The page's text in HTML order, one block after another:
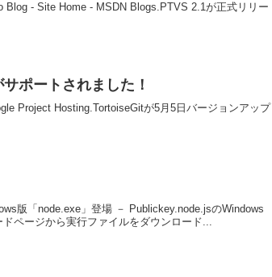
- Site Home - MSDN Blogs.PTVS 2.1が正式リリー
ポートされました！
Project Hosting.TortoiseGitが5月5日バージョンアップ
版「node.exe」登場 － Publickey.node.jsのWindows
ページから実行ファイルをダウンロード...